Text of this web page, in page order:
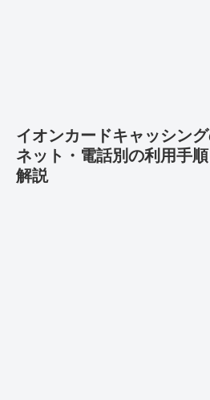
イオンカードキャッシン
ネット・電話別の利用手
解説